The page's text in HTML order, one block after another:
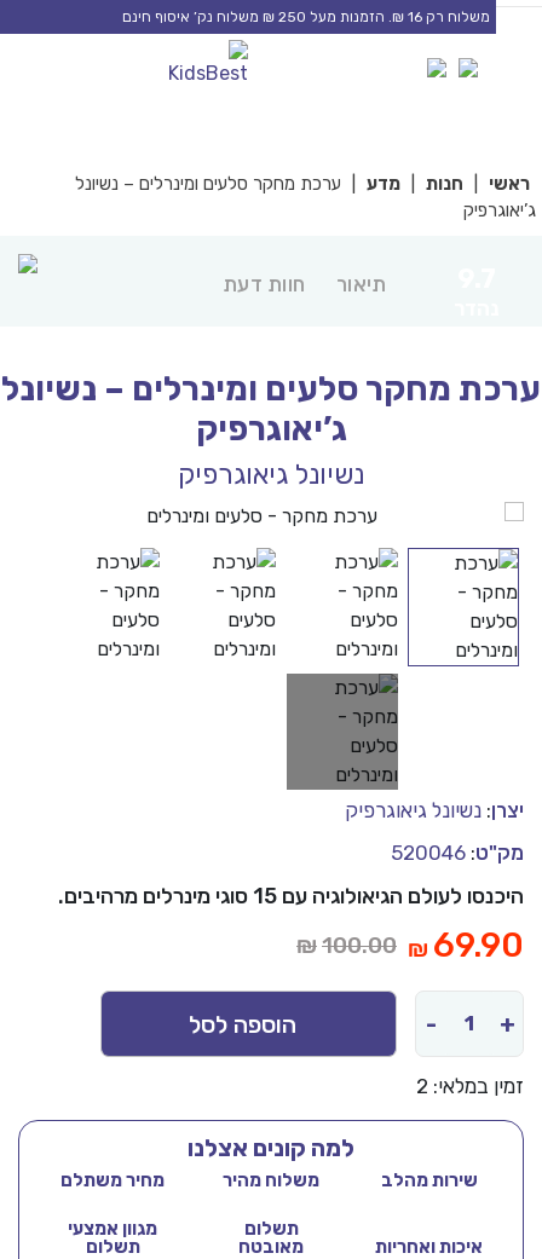
משלוח רק 16 ₪. הזמנות מעל 250 ₪ משלוח נק’ איסוף חינם
| חנות | מדע | ערכת מחקר סלעים ומינרלים – נשיונל
תיאור חוות דעת
מחקר סלעים ומינרלים – נשיונל
ג’יאוגרפיק
נשיונל גיאוגרפיק
נשיונל גיאוגרפיק
:
520046
לעולם הגיאולוגיה עם 15 סוגי מינרלים מרהיבים.
₪100.00המחיר
היה:
₪
- הוספה לסל
במלאי: 2
למה קונים אצלנו
שירות מהלב משלוח מהיר מחיר משתלם
איכות ואחריות
תשלום
מאובטח
מגוון אמצעי
תשלום